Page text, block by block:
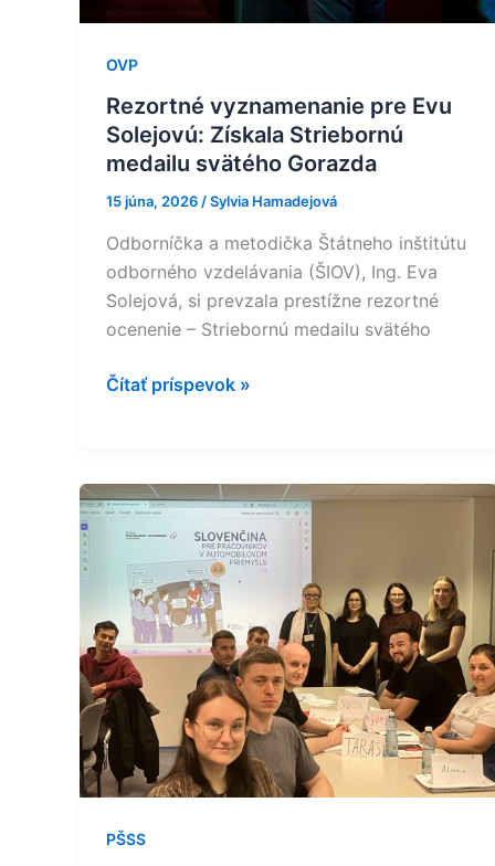
OVP
Rezortné vyznamenanie pre Evu
Solejovú: Získala Striebornú
medailu svätého Gorazda
15 júna, 2026/Sylvia Hamadejová
Odborníčka a metodička Štátneho inštitútu
odborného vzdelávania (ŠIOV), Ing. Eva
Solejová, si prevzala prestížne rezortné
ocenenie – Striebornú medailu svätého
Čítať príspevok »
PŠSS
Volkswagen
Slovakia:
učebnica
slovenčiny
pre
cudzincov
hovorí
rečou
fabriky